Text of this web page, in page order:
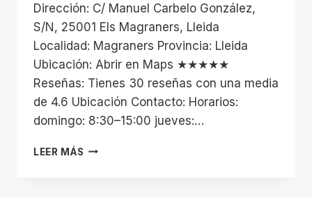
Dirección: C/ Manuel Carbelo González,
S/N, 25001 Els Magraners, Lleida
Localidad: Magraners Provincia: Lleida
Ubicación: Abrir en Maps ★★★★★
Reseñas: Tienes 30 reseñas con una media
de 4.6 Ubicación Contacto: Horarios:
domingo: 8:30–15:00 jueves:…
LEER MÁS CLUB